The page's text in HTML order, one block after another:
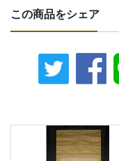
この商品をシェア